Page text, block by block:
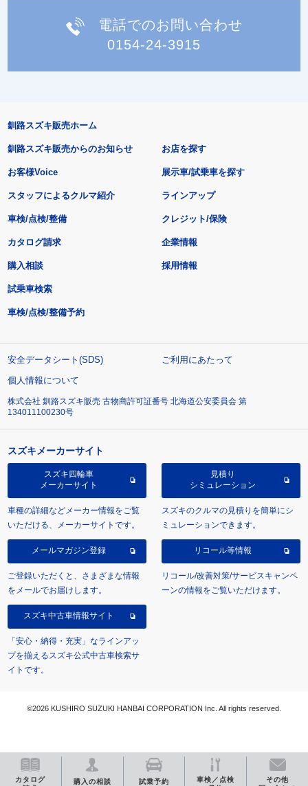
電話でのお問い合わせ
0154-24-3915
カタログ
購入の相談 試乗予約
車検／点検
その他
釧路スズキ販売ホーム
釧路スズキ販売からのお知らせ
お客様Voice
スタッフによるクルマ紹介
お店を探す
展示車/試乗車を探す
ラインアップ
車検/点検/整備 クレジット/保険
カタログ請求
購入相談
試乗車検索
車検/点検/整備予約
企業情報
採用情報
安全データシート(SDS)
ご利用にあたって
個人情報について
株式会社 釧路スズキ販売 古物商許可証番号 北海道公安委員会 第
134011100230号
スズキメーカーサイト
スズキ四輪車
メーカーサイト
車種の詳細などメーカー情報をご覧
いただける、メーカーサイトです。
見積り
シミュレーション
スズキのクルマの見積りを簡単にシ
ミュレーションできます。
メールマガジン登録
ご登録いただくと、さまざまな情報
をメールでお届けします。
リコール等情報
リコール/改善対策/サービスキャンペ
ーンの情報をご覧いただけます。
スズキ中古車情報サイト
「安心・納得・充実」なラインアッ
プを揃えるスズキ公式中古車検索サ
イトです。
©2026 KUSHIRO SUZUKI HANBAI CORPORATION Inc. All rights reserved.